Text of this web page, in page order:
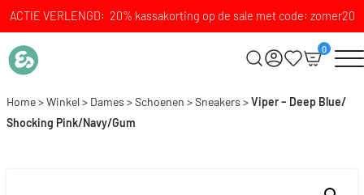
ACTIE VERLENGD: 20% kassakorting op de sale met code: zomer20
0
Home>Winkel> Dames >Schoenen >Sneakers >Viper – Deep Blue/
Shocking Pink/Navy/Gum